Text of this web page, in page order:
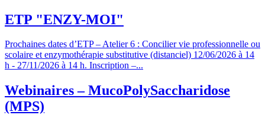
ETP "ENZY-MOI"
Prochaines dates d’ETP – Atelier 6 : Concilier vie professionnelle ou
scolaire et enzymothérapie substitutive (distanciel) 12/06/2026 à 14
h - 27/11/2026 à 14 h. Inscription –...
Webinaires – MucoPolySaccharidose
(MPS)